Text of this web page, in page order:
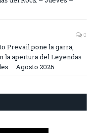
0
Prevail pone la garra,
la apertura del Leyendas
– Agosto 2026